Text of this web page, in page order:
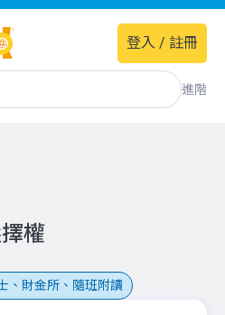
進階
登入 / 註冊
權
、財金所、隨班附讀